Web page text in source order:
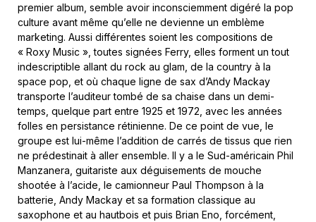
premier album, semble avoir inconsciemment digéré la pop
culture avant même qu’elle ne devienne un emblème
marketing. Aussi différentes soient les compositions de
« Roxy Music », toutes signées Ferry, elles forment un tout
indescriptible allant du rock au glam, de la country à la
space pop, et où chaque ligne de sax d’Andy Mackay
transporte l’auditeur tombé de sa chaise dans un demi-
temps, quelque part entre 1925 et 1972, avec les années
folles en persistance rétinienne. De ce point de vue, le
groupe est lui-même l’addition de carrés de tissus que rien
ne prédestinait à aller ensemble. Il y a le Sud-américain Phil
Manzanera, guitariste aux déguisements de mouche
shootée à l’acide, le camionneur Paul Thompson à la
batterie, Andy Mackay et sa formation classique au
saxophone et au hautbois et puis Brian Eno, forcément,